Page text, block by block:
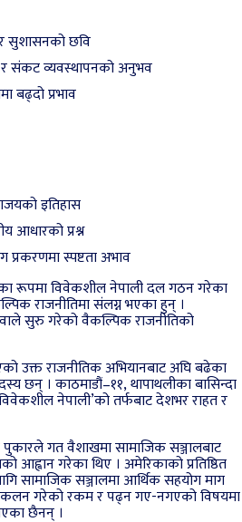
सुशासनको छवि
र संकट व्यवस्थापनको अनुभव
बढ्दो प्रभाव
इतिहास
आधारको प्रश्न
प्रकरणमा स्पष्टता अभाव
रूपमा विवेकशील नेपाली दल गठन गरेका
राजनीतिमा संलग्न भएका हुन् ।
सुरु गरेको वैकल्पिक राजनीतिको
उक्त राजनीतिक अभियानबाट अघि बढेका
छन् । काठमाडौं–११, थापाथलीका बासिन्दा
नेपाली’को तर्फबाट देशभर राहत र
पुकारले गत वैशाखमा सामाजिक सञ्जालबाट
आह्वान गरेका थिए । अमेरिकाको प्रतिष्ठित
सामाजिक सञ्जालमा आर्थिक सहयोग माग
गरेको रकम र पढ्न गए-नगएको विषयमा
छैनन् ।